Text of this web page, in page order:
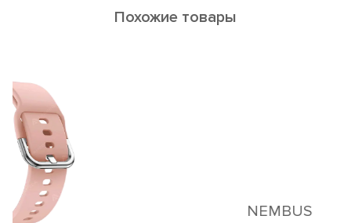
Похожие товары